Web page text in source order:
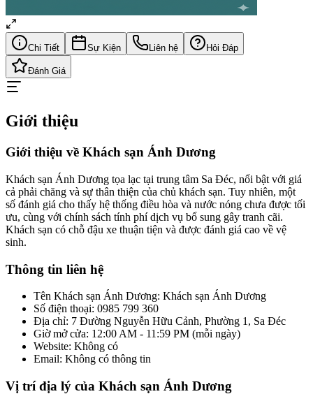
Chi Tiết Sự Kiện Liên hệ Hỏi Đáp
Đánh Giá
Giới thiệu
Giới thiệu về Khách sạn Ánh Dương
Khách sạn Ánh Dương tọa lạc tại trung tâm Sa Đéc, nổi bật với giá
cả phải chăng và sự thân thiện của chủ khách sạn. Tuy nhiên, một
số đánh giá cho thấy hệ thống điều hòa và nước nóng chưa được tối
ưu, cùng với chính sách tính phí dịch vụ bổ sung gây tranh cãi.
Khách sạn có chỗ đậu xe thuận tiện và được đánh giá cao về vệ
sinh.
Thông tin liên hệ
Tên Khách sạn Ánh Dương: Khách sạn Ánh Dương
Số điện thoại: 0985 799 360
Địa chỉ: 7 Đường Nguyễn Hữu Cảnh, Phường 1, Sa Đéc
Giờ mở cửa: 12:00 AM - 11:59 PM (mỗi ngày)
Website: Không có
Email: Không có thông tin
Vị trí địa lý của Khách sạn Ánh Dương